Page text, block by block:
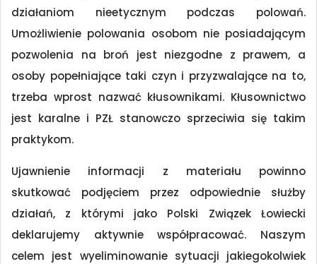
działaniom nieetycznym podczas polowań.
Umożliwienie polowania osobom nie posiadającym
pozwolenia na broń jest niezgodne z prawem, a
osoby popełniające taki czyn i przyzwalające na to,
trzeba wprost nazwać kłusownikami. Kłusownictwo
jest karalne i PZŁ stanowczo sprzeciwia się takim
praktykom.
Ujawnienie informacji z materiału powinno
skutkować podjęciem przez odpowiednie służby
działań, z którymi jako Polski Związek Łowiecki
deklarujemy aktywnie współpracować. Naszym
celem jest wyeliminowanie sytuacji jakiegokolwiek